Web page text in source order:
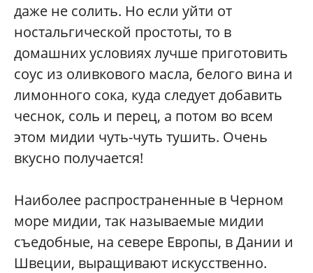
даже не солить. Но если уйти от
ностальгической простоты, то в
домашних условиях лучше приготовить
соус из оливкового масла, белого вина и
лимонного сока, куда следует добавить
чеснок, соль и перец, а потом во всем
этом мидии чуть-чуть тушить. Очень
вкусно получается!
Наиболее распространенные в Черном
море мидии, так называемые мидии
съедобные, на севере Европы, в Дании и
Швеции, выращивают искусственно.